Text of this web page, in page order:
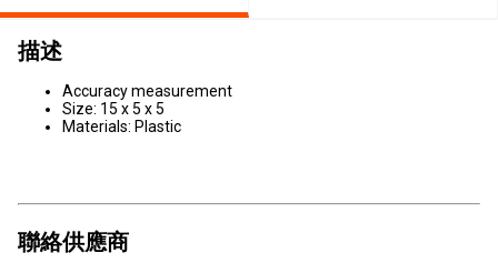
描述
Accuracy measurement
Size: 15 x 5 x 5
Materials: Plastic
聯絡供應商